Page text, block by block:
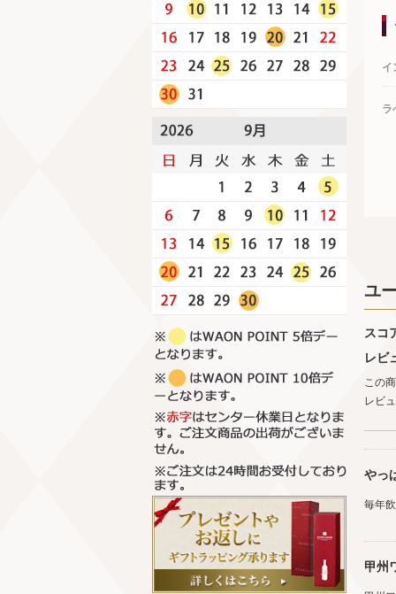
イ
ラ
ユ
スコ
レビ
この
レビ
やっ
毎年
甲州